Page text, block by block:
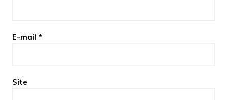
E-mail *
Site